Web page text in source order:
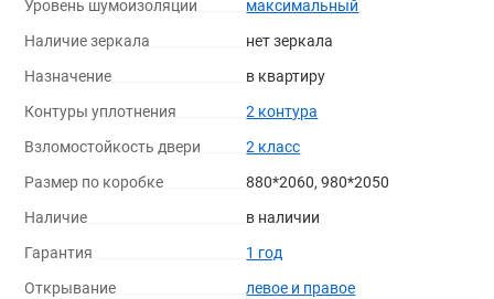
Уровень шумоизоляции
максимальный
Наличие зеркала
нет зеркала
Назначение
в квартиру
Контуры уплотнения
2 контура
Взломостойкость двери
2 класс
Размер по коробке
880*2060, 980*2050
Наличие
в наличии
Гарантия
1 год
Открывание
левое и правое